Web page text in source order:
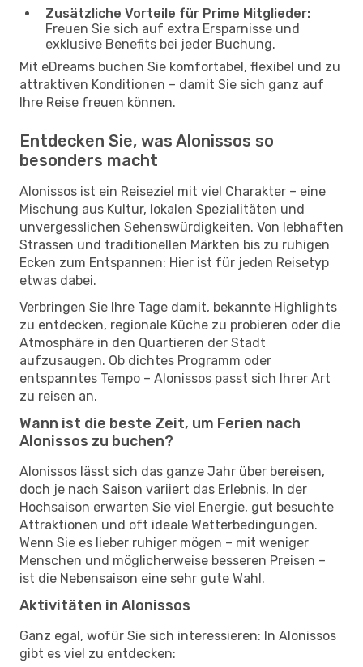
Zusätzliche Vorteile für Prime Mitglieder:
Freuen Sie sich auf extra Ersparnisse und
exklusive Benefits bei jeder Buchung.
Mit eDreams buchen Sie komfortabel, flexibel und zu
attraktiven Konditionen – damit Sie sich ganz auf
Ihre Reise freuen können.
Entdecken Sie, was Alonissos so
besonders macht
Alonissos ist ein Reiseziel mit viel Charakter – eine
Mischung aus Kultur, lokalen Spezialitäten und
unvergesslichen Sehenswürdigkeiten. Von lebhaften
Strassen und traditionellen Märkten bis zu ruhigen
Ecken zum Entspannen: Hier ist für jeden Reisetyp
etwas dabei.
Verbringen Sie Ihre Tage damit, bekannte Highlights
zu entdecken, regionale Küche zu probieren oder die
Atmosphäre in den Quartieren der Stadt
aufzusaugen. Ob dichtes Programm oder
entspanntes Tempo – Alonissos passt sich Ihrer Art
zu reisen an.
Wann ist die beste Zeit, um Ferien nach
Alonissos zu buchen?
Alonissos lässt sich das ganze Jahr über bereisen,
doch je nach Saison variiert das Erlebnis. In der
Hochsaison erwarten Sie viel Energie, gut besuchte
Attraktionen und oft ideale Wetterbedingungen.
Wenn Sie es lieber ruhiger mögen – mit weniger
Menschen und möglicherweise besseren Preisen –
ist die Nebensaison eine sehr gute Wahl.
Aktivitäten in Alonissos
Ganz egal, wofür Sie sich interessieren: In Alonissos
gibt es viel zu entdecken: